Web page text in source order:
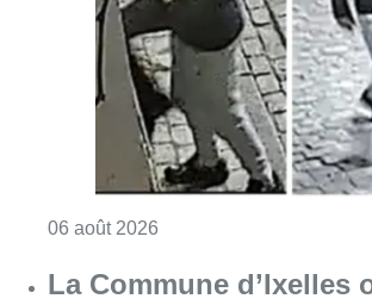
mémoire de Jaswinder
commerçant tué lors
braquage